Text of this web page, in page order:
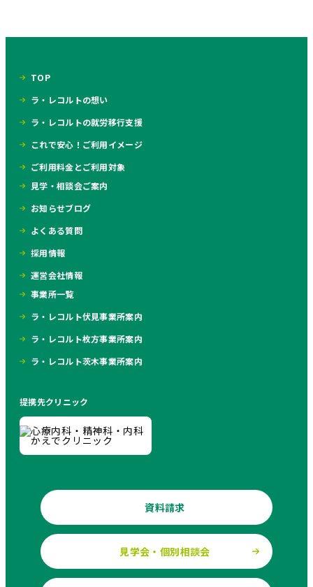
TOP
ラ・レコルトの想い
ラ・レコルトの就労移行支援
これで安心！ご利用イメージ
ご利用料金とご利用対象
見学・相談会ご案内
お知らせブログ
よくある質問
採用情報
運営会社情報
事業所一覧
ラ・レコルト伏見事業所案内
ラ・レコルト枚方事業所案内
ラ・レコルト茨木事業所案内
提携先クリニック
資料請求
見学会・個別相談会